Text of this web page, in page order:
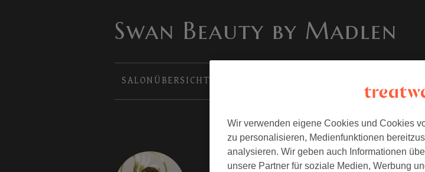
Swan Beauty by Madlen
SALONÜBERSICHT
Team
Wir verwenden eigene Cookies und Cookies
zu personalisieren, Medienfunktionen
analysieren. Wir geben auch Informationen
unsere Partner für soziale Medien, Werbung